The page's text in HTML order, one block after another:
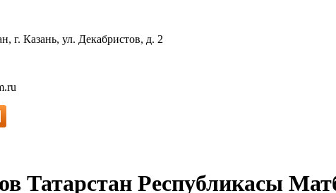
г. Казань, ул. Декабристов, д. 2
Татарстан Республикасы